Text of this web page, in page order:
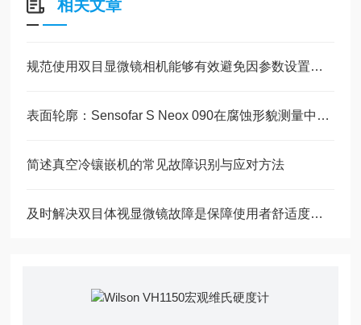
相关文章
规范使用双目显微镜相机能够有效避免因参数设置不当导致的成像质量下降
表面轮廓：Sensofar S Neox 090在腐蚀形貌测量中的应用
简述真空冷镶嵌机的常见故障识别与应对方法
及时解决双目体视显微镜故障是保障使用者舒适度的关键